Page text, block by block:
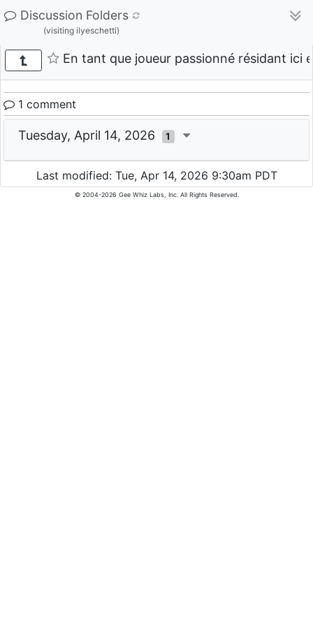
Discussion Folders
(visiting ilyeschetti)
En tant que joueur passionné résidant ici
1 comment
Tuesday, April 14, 2026 1
Last modified: Tue, Apr 14, 2026 9:30am PDT
© 2004-2026 Gee Whiz Labs, Inc. All Rights Reserved.